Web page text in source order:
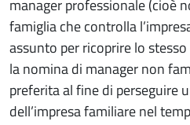
manager professionale (cioè
famiglia che controlla
assunto per ricoprire lo
la nomina di manager non
preferita al fine di perseguire
dell’impresa familiare nel